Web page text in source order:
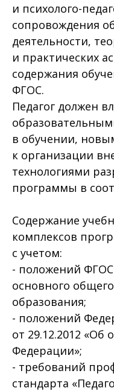
и психолого-
сопровождения
деятельности,
и практических
содержания
ФГОС.
Педагог должен
в обучении,
к организации
технологиями
программы в
Содержание
комплексов
с учетом:
- положений
основного
образования;
- положений
от 29.12.2012 «Об
Федерации»;
- требований
стандарта